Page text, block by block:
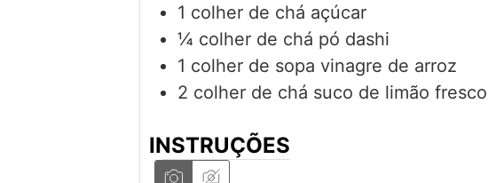
1 colher de chá açúcar
¼ colher de chá pó dashi
1 colher de sopa vinagre de arroz
2 colher de chá suco de limão fresco
INSTRUÇÕES